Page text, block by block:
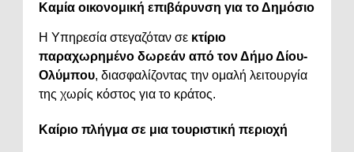
Καμία οικονομική επιβάρυνση για το Δημόσιο
Η Υπηρεσία στεγαζόταν σε κτίριο
παραχωρημένο δωρεάν από τον Δήμο Δίου-
Ολύμπου, διασφαλίζοντας την ομαλή λειτουργία
της χωρίς κόστος για το κράτος.
Καίριο πλήγμα σε μια τουριστική περιοχή